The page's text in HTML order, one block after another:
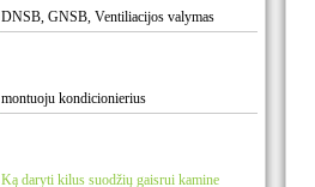
DNSB, GNSB, Ventiliacijos valymas
montuoju kondicionierius
Ką daryti kilus suodžių gaisrui kamine